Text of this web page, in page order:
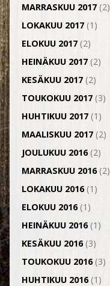
MARRASKUU 2017(2)
LOKAKUU 2017(1)
ELOKUU 2017(2)
HEINÄKUU 2017(2)
KESÄKUU 2017(2)
TOUKOKUU 2017(3)
HUHTIKUU 2017(1)
MAALISKUU 2017(2)
JOULUKUU 2016(2)
MARRASKUU 2016(2)
LOKAKUU 2016(1)
ELOKUU 2016(1)
HEINÄKUU 2016(1)
KESÄKUU 2016(3)
TOUKOKUU 2016(3)
HUHTIKUU 2016(1)